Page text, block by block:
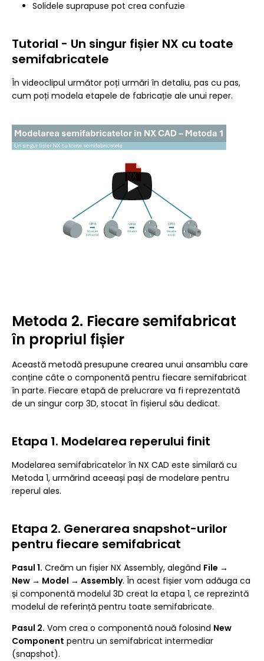
Solidele suprapuse pot crea confuzie
Tutorial - Un singur fișier NX cu toate
semifabricatele
În videoclipul următor poți urmări în detaliu, pas cu pas,
cum poți modela etapele de fabricație ale unui reper.
Metoda 2. Fiecare semifabricat
în propriul fișier
Această metodă presupune crearea unui ansamblu care
conține câte o componentă pentru fiecare semifabricat
în parte. Fiecare etapă de prelucrare va fi reprezentată
de un singur corp 3D, stocat în fișierul său dedicat.
Etapa 1. Modelarea reperului finit
Modelarea semifabricatelor în NX CAD este similară cu
Metoda 1, urmărind aceeași pași de modelare pentru
reperul ales.
Etapa 2. Generarea snapshot-urilor
pentru fiecare semifabricat
Pasul 1. Creăm un fișier NX Assembly, alegând File →
New → Model → Assembly. În acest fișier vom adăuga ca
și componentă modelul 3D creat la etapa 1, ce reprezintă
modelul de referință pentru toate semifabricate.
Pasul 2. Vom crea o componentă nouă folosind New
Component pentru un semifabricat intermediar
(snapshot).